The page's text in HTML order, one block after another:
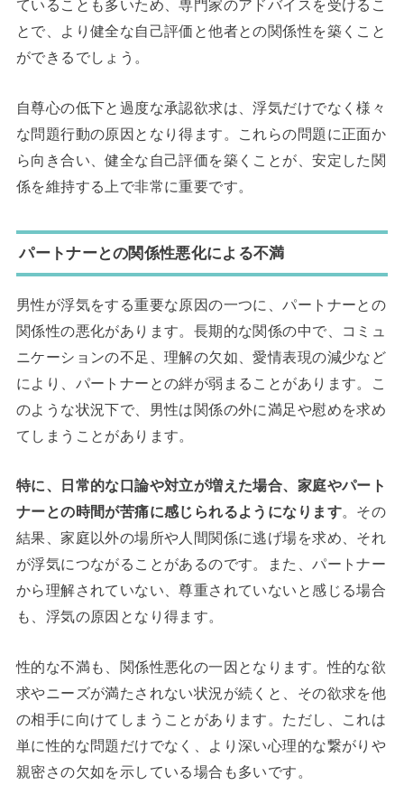
ていることも多いため、専門家のアドバイスを受けるこ
とで、より健全な自己評価と他者との関係性を築くこと
ができるでしょう。
自尊心の低下と過度な承認欲求は、浮気だけでなく様々
な問題行動の原因となり得ます。これらの問題に正面か
ら向き合い、健全な自己評価を築くことが、安定した関
係を維持する上で非常に重要です。
パートナーとの関係性悪化による不満
男性が浮気をする重要な原因の一つに、パートナーとの
関係性の悪化があります。長期的な関係の中で、コミュ
ニケーションの不足、理解の欠如、愛情表現の減少など
により、パートナーとの絆が弱まることがあります。こ
のような状況下で、男性は関係の外に満足や慰めを求め
てしまうことがあります。
特に、日常的な口論や対立が増えた場合、家庭やパート
ナーとの時間が苦痛に感じられるようになります。その
結果、家庭以外の場所や人間関係に逃げ場を求め、それ
が浮気につながることがあるのです。また、パートナー
から理解されていない、尊重されていないと感じる場合
も、浮気の原因となり得ます。
性的な不満も、関係性悪化の一因となります。性的な欲
求やニーズが満たされない状況が続くと、その欲求を他
の相手に向けてしまうことがあります。ただし、これは
単に性的な問題だけでなく、より深い心理的な繋がりや
親密さの欠如を示している場合も多いです。